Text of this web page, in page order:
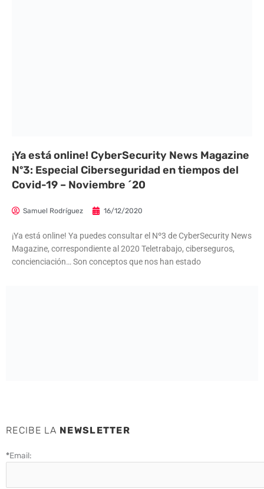
¡Ya está online! CyberSecurity News Magazine
Nº3: Especial Ciberseguridad en tiempos del
Covid-19 – Noviembre ´20
Samuel Rodríguez 16/12/2020
¡Ya está online! Ya puedes consultar el Nº3 de CyberSecurity News
Magazine, correspondiente al 2020 Teletrabajo, ciberseguros,
concienciación… Son conceptos que nos han estado
RECIBE LA NEWSLETTER
*Email: